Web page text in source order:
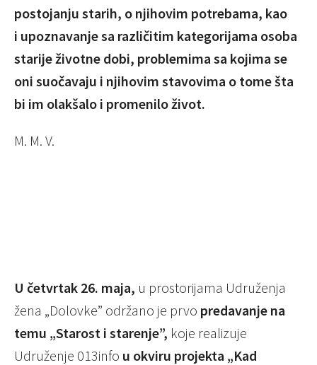
postojanju starih, o njihovim potrebama, kao
i upoznavanje sa različitim kategorijama osoba
starije životne dobi, problemima sa kojima se
oni suočavaju i njihovim stavovima o tome šta
bi im olakšalo i promenilo život.
M. M. V.
U četvrtak 26. maja, u prostorijama Udruženja
žena „Dolovke” održano je prvo predavanje na
temu „Starost i starenje”, koje realizuje
Udruženje 013info u okviru projekta „Kad